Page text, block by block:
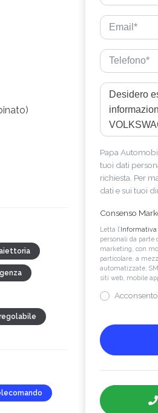
Papa
tuoi dati
richiesta. Per maggiori informazioni sul trattamento dei tuoi
dati e sui tuoi
Consenso
Letta l’Informativa
personali da parte
marketing, con
particolare, a
automatizzate,
siti web, mobile
Acconsento